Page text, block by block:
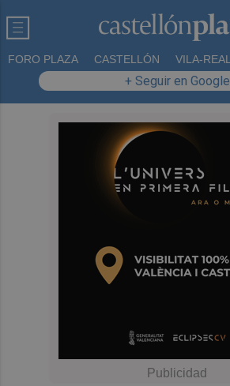
FORO PLAZA CASTELLÓN VILA-REAL
+ Seguir en Google